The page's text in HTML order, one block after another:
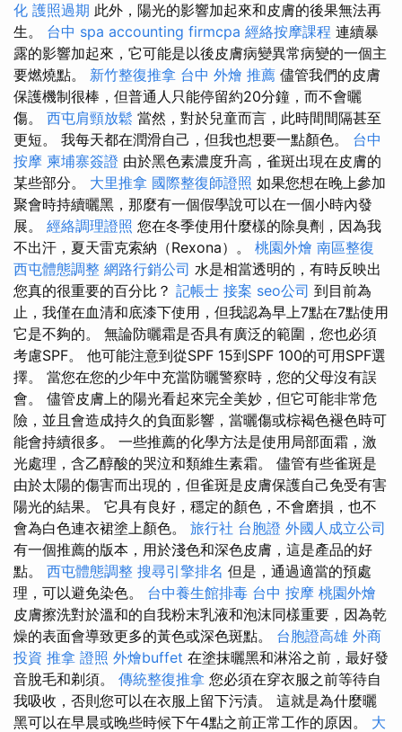
化 護照過期 此外，陽光的影響加起來和皮膚的後果無法再
生。 台中 spa accounting firmcpa 經絡按摩課程 連續暴
露的影響加起來，它可能是以後皮膚病變異常病變的一個主
要燃燒點。 新竹整復推拿 台中 外燴 推薦 儘管我們的皮膚
保護機制很棒，但普通人只能停留約20分鐘，而不會曬
傷。 西屯肩頸放鬆 當然，對於兒童而言，此時間間隔甚至
更短。 我每天都在潤滑自己，但我也想要一點顏色。 台中
按摩 柬埔寨簽證 由於黑色素濃度升高，雀斑出現在皮膚的
某些部分。 大里推拿 國際整復師證照 如果您想在晚上參加
聚會時持續曬黑，那麼有一個假學說可以在一個小時內發
展。 經絡調理證照 您在冬季使用什麼樣的除臭劑，因為我
不出汗，夏天雷克索納（Rexona）。 桃園外燴 南區整復
西屯體態調整 網路行銷公司 水是相當透明的，有時反映出
您真的很重要的百分比？ 記帳士 接案 seo公司 到目前為
止，我僅在血清和底漆下使用，但我認為早上7點在7點使用
它是不夠的。 無論防曬霜是否具有廣泛的範圍，您也必須
考慮SPF。 他可能注意到從SPF 15到SPF 100的可用SPF選
擇。 當您在您的少年中充當防曬警察時，您的父母沒有誤
會。 儘管皮膚上的陽光看起來完全美妙，但它可能非常危
險，並且會造成持久的負面影響，當曬傷或棕褐色褪色時可
能會持續很多。 一些推薦的化學方法是使用局部面霜，激
光處理，含乙醇酸的哭泣和類維生素霜。 儘管有些雀斑是
由於太陽的傷害而出現的，但雀斑是皮膚保護自己免受有害
陽光的結果。 它具有良好，穩定的顏色，不會磨損，也不
會為白色連衣裙塗上顏色。 旅行社 台胞證 外國人成立公司
有一個推薦的版本，用於淺色和深色皮膚，這是產品的好
點。 西屯體態調整 搜尋引擎排名 但是，通過適當的預處
理，可以避免染色。 台中養生館排毒 台中 按摩 桃園外燴
皮膚擦洗對於溫和的自我粉末乳液和泡沫同樣重要，因為乾
燥的表面會導致更多的黃色或深色斑點。 台胞證高雄 外商
投資 推拿 證照 外燴buffet 在塗抹曬黑和淋浴之前，最好發
音脫毛和剃須。 傳統整復推拿 您必須在穿衣服之前等待自
我吸收，否則您可以在衣服上留下污漬。 這就是為什麼曬
黑可以在早晨或晚些時候下午4點之前正常工作的原因。 大